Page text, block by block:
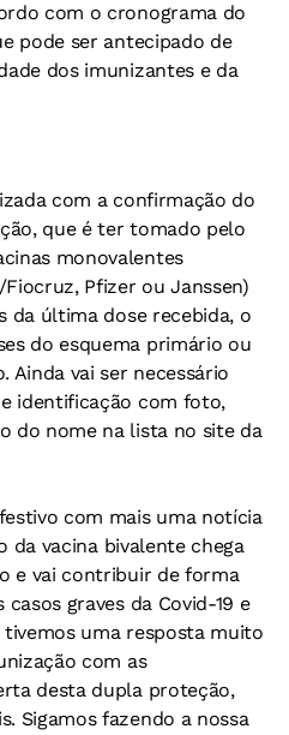
com o cronograma do
pode ser antecipado de
dos imunizantes e da
com a confirmação do
que é ter tomado pelo
monovalentes
Pfizer ou Janssen)
da última dose recebida, o
do esquema primário ou
Ainda vai ser necessário
identificação com foto,
do nome na lista no site da
com mais uma notícia
da vacina bivalente chega
e vai contribuir de forma
graves da Covid-19 e
uma resposta muito
com as
desta dupla proteção,
Sigamos fazendo a nossa